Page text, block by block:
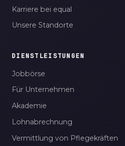
Karriere bei equal
Unsere Standorte
DIENSTLEISTUNGEN
Jobbörse
Für Unternehmen
Akademie
Lohnabrechnung
Vermittlung von Pflegekräften